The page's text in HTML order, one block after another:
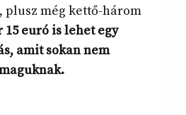
plusz még kettő-három
15 euró is lehet egy
amit sokan nem